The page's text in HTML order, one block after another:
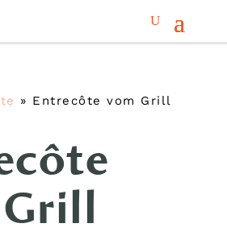
» Entrecôte vom Grill